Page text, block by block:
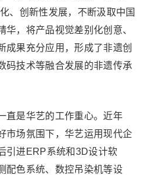
、创新性发展，不断汲取中国
，将产品视觉差别化创意、
成果充分应用，形成了非遗创
码技术等融合发展的非遗传承
直是华艺的工作重心。近年
市场氛围下，华艺运用现代企
引进ERP系统和3D设计软
配色系统、数控吊染机等设